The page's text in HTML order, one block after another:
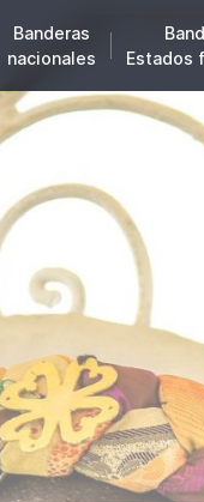
Banderas
nacionales
Estados